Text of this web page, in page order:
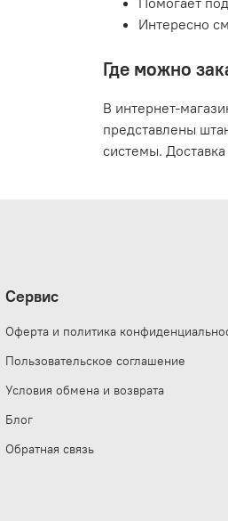
Интересно
Где можно
В интернет-
представлены
системы.
Сервис
Оферта и политика
Пользовательское соглашение
Условия обмена и возврата
Блог
Обратная связь